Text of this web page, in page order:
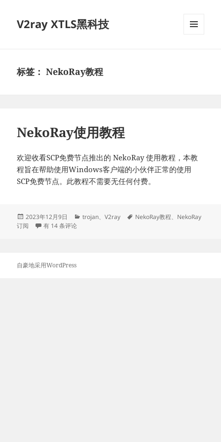
V2ray XTLS黑科技
标签：NekoRay教程
NekoRay使用教程
欢迎收看SCP免费节点推出的 NekoRay 使用教程，本教
程旨在帮助使用Windows客户端的小伙伴正常的使用
SCP免费节点。此教程不需要无任何付费。
发
布
2023年12月9日
分
trojan、V2ray
标
NekoRay教程、 NekoRay
订阅
NekoRay使用教程
有 14 条评论
自豪地采用WordPress